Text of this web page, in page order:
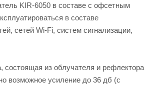
KIR-6050 в составе с офсетным
в составе
сетей Wi-Fi, систем сигнализации,
состоящая из облучателя и рефлектора
возможное усиление до 36 дб (с